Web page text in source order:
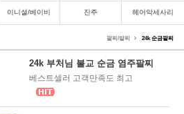
이니셜/베이비 진주 헤어악세사리
팔찌/발찌 24k 순금팔찌
24k 부처님 불교 순금 염주팔찌
베스트셀러 고객만족도 최고